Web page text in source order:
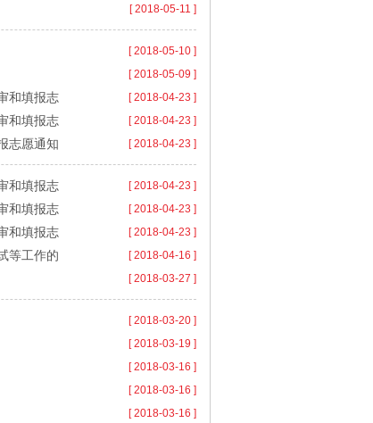
[ 2018-05-11 ]
[ 2018-05-10 ]
[ 2018-05-09 ]
和填报志 [ 2018-04-23 ]
和填报志 [ 2018-04-23 ]
志愿通知 [ 2018-04-23 ]
和填报志 [ 2018-04-23 ]
和填报志 [ 2018-04-23 ]
和填报志 [ 2018-04-23 ]
等工作的 [ 2018-04-16 ]
[ 2018-03-27 ]
[ 2018-03-20 ]
[ 2018-03-19 ]
[ 2018-03-16 ]
[ 2018-03-16 ]
[ 2018-03-16 ]